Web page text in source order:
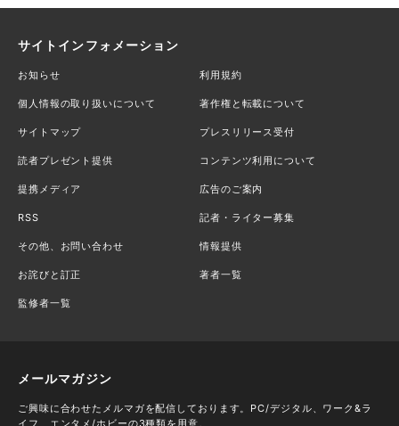
サイトインフォメーション
お知らせ 利用規約
個人情報の取り扱いについて 著作権と転載について
サイトマップ プレスリリース受付
読者プレゼント提供 コンテンツ利用について
提携メディア 広告のご案内
RSS 記者・ライター募集
その他、お問い合わせ 情報提供
お詫びと訂正 著者一覧
監修者一覧
メールマガジン
ご興味に合わせたメルマガを配信しております。PC/デジタル、ワーク&ラ
イフ、エンタメ/ホビーの3種類を用意。